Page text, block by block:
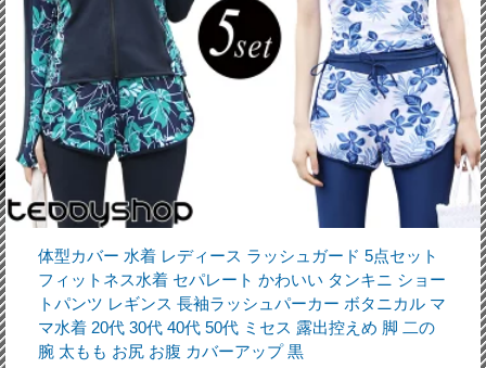
体型カバー 水着 レディース ラッシュガード 5点セット
フィットネス水着 セパレート かわいい タンキニ ショー
トパンツ レギンス 長袖ラッシュパーカー ボタニカル マ
マ水着 20代 30代 40代 50代 ミセス 露出控えめ 脚 二の
腕 太もも お尻 お腹 カバーアップ 黒